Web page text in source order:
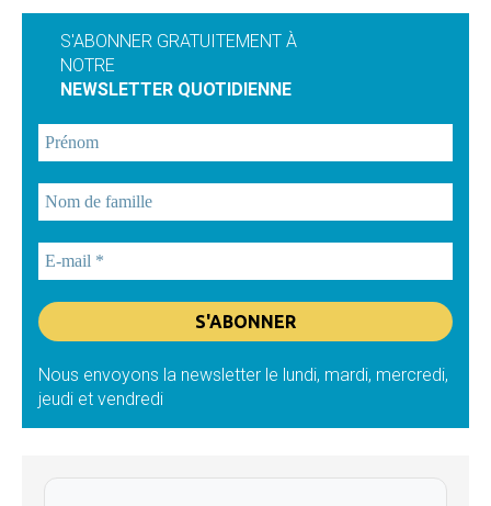
S'ABONNER GRATUITEMENT À
NOTRE
NEWSLETTER QUOTIDIENNE
Nous envoyons la newsletter le lundi, mardi, mercredi,
jeudi et vendredi